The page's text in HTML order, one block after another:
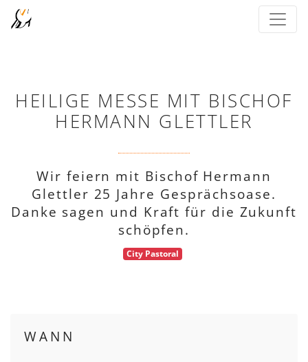
HEILIGE MESSE MIT BISCHOF
HERMANN GLETTLER
Wir feiern mit Bischof Hermann
Glettler 25 Jahre Gesprächsoase.
Danke sagen und Kraft für die Zukunft
schöpfen.
City Pastoral
WANN